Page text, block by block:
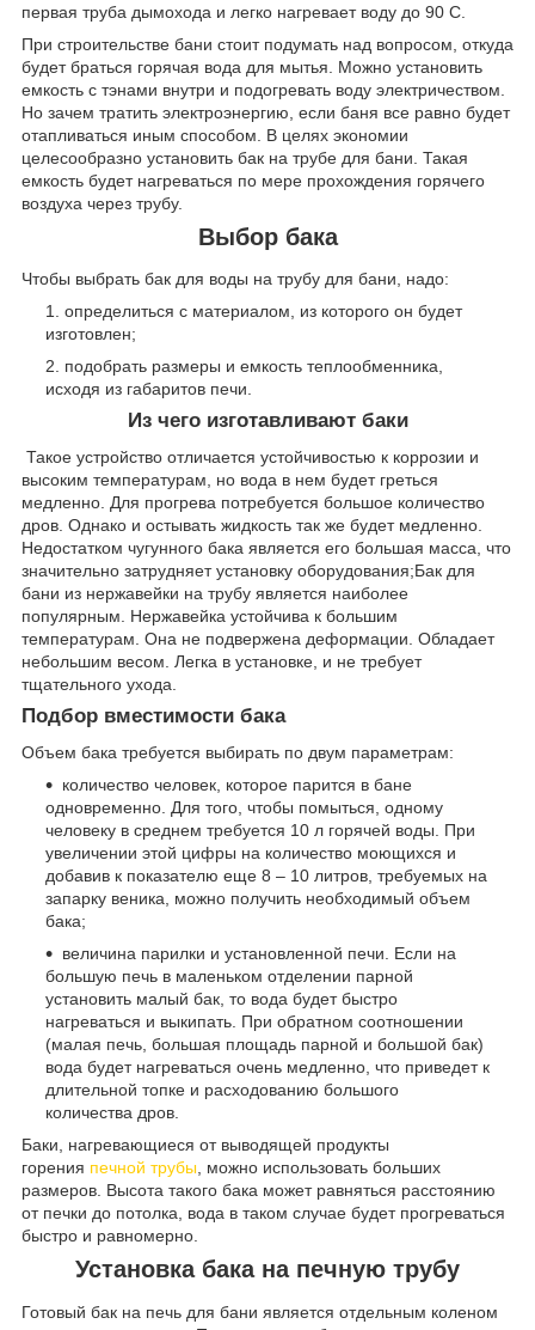
первая труба дымохода и легко нагревает воду до 90 С.
При строительстве бани стоит подумать над вопросом, откуда
будет браться горячая вода для мытья. Можно установить
емкость с тэнами внутри и подогревать воду электричеством.
Но зачем тратить электроэнергию, если баня все равно будет
отапливаться иным способом. В целях экономии
целесообразно установить бак на трубе для бани. Такая
емкость будет нагреваться по мере прохождения горячего
воздуха через трубу.
Выбор бака
Чтобы выбрать бак для воды на трубу для бани, надо:
определиться с материалом, из которого он будет
изготовлен;
подобрать размеры и емкость теплообменника,
исходя из габаритов печи.
Из чего изготавливают баки
Такое устройство отличается устойчивостью к коррозии и
высоким температурам, но вода в нем будет греться
медленно. Для прогрева потребуется большое количество
дров. Однако и остывать жидкость так же будет медленно.
Недостатком чугунного бака является его большая масса, что
значительно затрудняет установку оборудования;Бак для
бани из нержавейки на трубу является наиболее
популярным. Нержавейка устойчива к большим
температурам. Она не подвержена деформации. Обладает
небольшим весом. Легка в установке, и не требует
тщательного ухода.
Подбор вместимости бака
Объем бака требуется выбирать по двум параметрам:
количество человек, которое парится в бане
одновременно. Для того, чтобы помыться, одному
человеку в среднем требуется 10 л горячей воды. При
увеличении этой цифры на количество моющихся и
добавив к показателю еще 8 – 10 литров, требуемых на
запарку веника, можно получить необходимый объем
бака;
величина парилки и установленной печи. Если на
большую печь в маленьком отделении парной
установить малый бак, то вода будет быстро
нагреваться и выкипать. При обратном соотношении
(малая печь, большая площадь парной и большой бак)
вода будет нагреваться очень медленно, что приведет к
длительной топке и расходованию большого
количества дров.
Баки, нагревающиеся от выводящей продукты
горения печной трубы , можно использовать больших
размеров. Высота такого бака может равняться расстоянию
от печки до потолка, вода в таком случае будет прогреваться
быстро и равномерно.
Установка бака на печную трубу
Готовый бак на печь для бани является отдельным коленом